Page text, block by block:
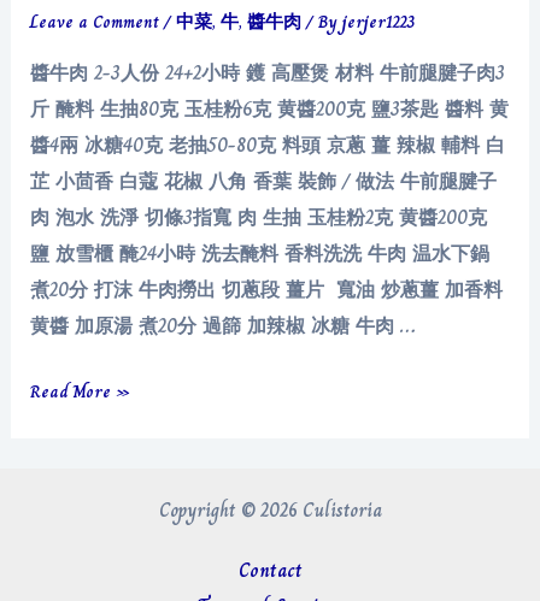
Leave a Comment/中菜,牛,醬牛肉/ Byjerjer1223
醬牛肉 2-3人份 24+2小時 鑊 高壓煲 材料 牛前腿腱子肉3
斤 醃料 生抽80克 玉桂粉6克 黄醬200克 鹽3茶匙 醬料 黄
醬4兩 冰糖40克 老抽50-80克 料頭 京蔥 薑 辣椒 輔料 白
芷 小茴香 白蔻 花椒 八角 香葉 裝飾 / 做法 牛前腿腱子
肉 泡水 洗淨 切條3指寬 肉 生抽 玉桂粉2克 黄醬200克
鹽 放雪櫃 醃24小時 洗去醃料 香料洗洗 牛肉 温水下鍋
煮20分 打沫 牛肉撈出 切蔥段 薑片 寬油 炒蔥薑 加香料
黄醬 加原湯 煮20分 過篩 加辣椒 冰糖 牛肉 …
醬
Read More »
Copyright © 2026 Culistoria
Contact